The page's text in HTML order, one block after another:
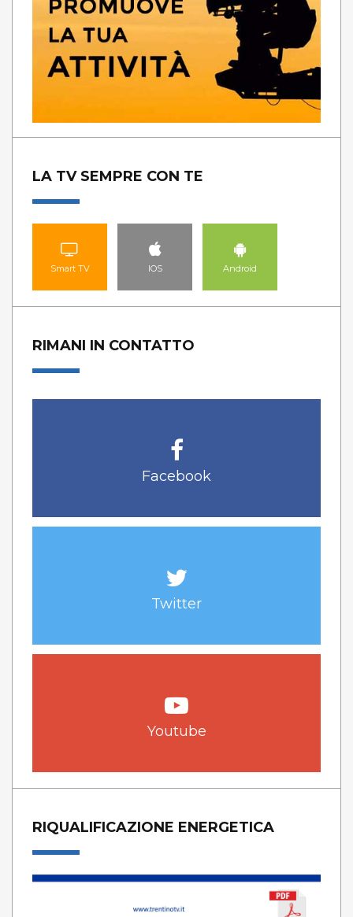
LA TV SEMPRE CON TE
Smart TV IOS Android
RIMANI IN CONTATTO
Facebook
Twitter
Youtube
RIQUALIFICAZIONE ENERGETICA